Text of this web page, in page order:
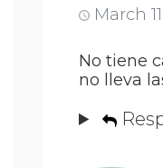
March
No tiene
no lleva